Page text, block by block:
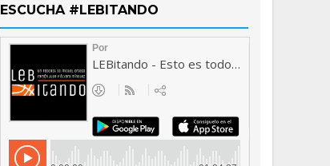
ESCUCHA #LEBITANDO